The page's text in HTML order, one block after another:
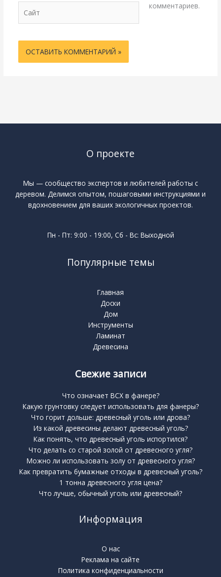
комментариев.
О проекте
Мы — сообщество экспертов и любителей работы с
деревом. Делимся опытом, пошаговыми инструкциями и
вдохновением для ваших экологичных проектов.
Пн - Пт: 9:00 - 19:00, Сб - Вс: Выходной
Популярные темы
Главная
Доски
Дом
Инструменты
Ламинат
Древесина
Свежие записи
Что означает BCX в фанере?
Какую грунтовку следует использовать для фанеры?
Что горит дольше: древесный уголь или дрова?
Из какой древесины делают древесный уголь?
Как понять, что древесный уголь испортился?
Что делать со старой золой от древесного угля?
Можно ли использовать золу от древесного угля?
Как превратить бумажные отходы в древесный уголь?
1 тонна древесного угля цена?
Что лучше, обычный уголь или древесный?
Информация
О нас
Реклама на сайте
Политика конфиденциальности